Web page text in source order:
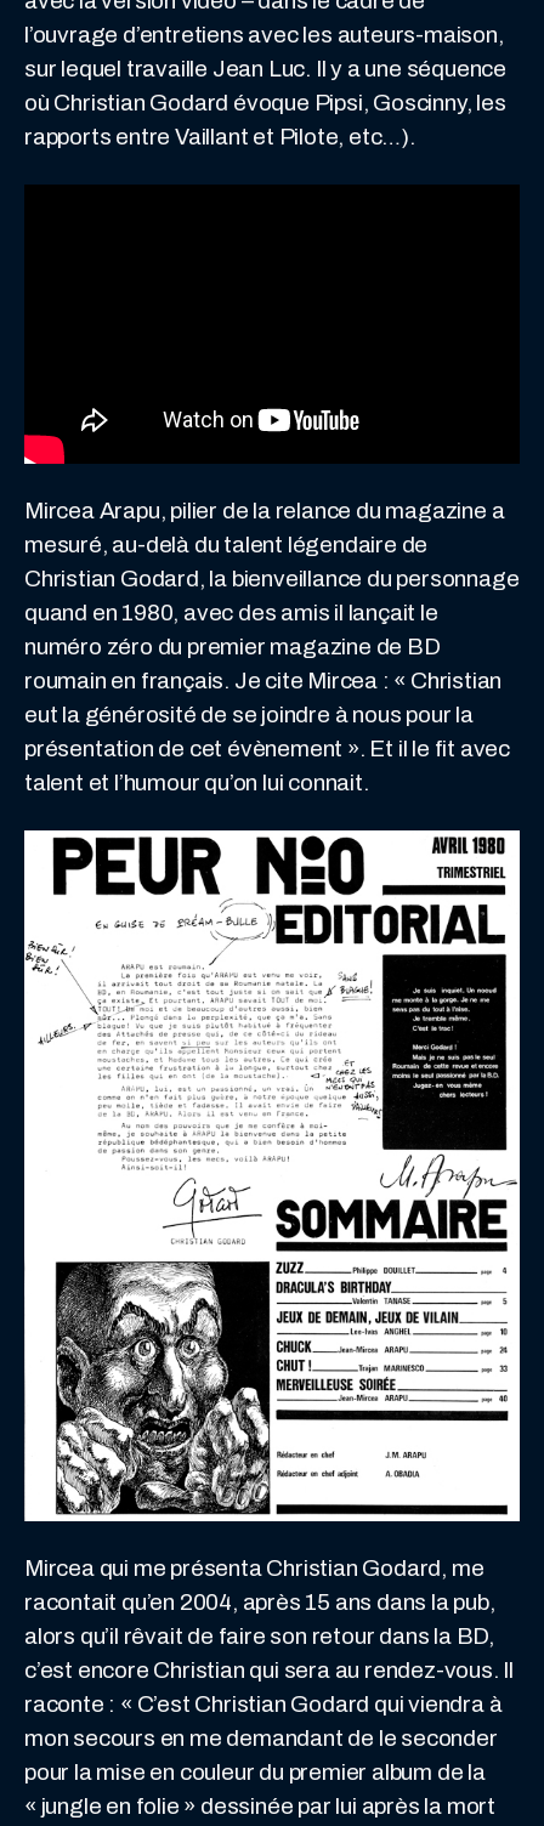
l’ouvrage d’entretiens avec les auteurs-maison,
sur lequel travaille Jean Luc. Il y a une séquence
où Christian Godard évoque Pipsi, Goscinny, les
rapports entre Vaillant et Pilote, etc…).
Mircea Arapu, pilier de la relance du magazine a
mesuré, au-delà du talent légendaire de
Christian Godard, la bienveillance du personnage
quand en 1980, avec des amis il lançait le
numéro zéro du premier magazine de BD
roumain en français. Je cite Mircea : « Christian
eut la générosité de se joindre à nous pour la
présentation de cet évènement ». Et il le fit avec
talent et l’humour qu’on lui connait.
Mircea qui me présenta Christian Godard, me
racontait qu’en 2004, après 15 ans dans la pub,
alors qu’il rêvait de faire son retour dans la BD,
c’est encore Christian qui sera au rendez-vous. Il
raconte : « C’est Christian Godard qui viendra à
mon secours en me demandant de le seconder
pour la mise en couleur du premier album de la
« jungle en folie » dessinée par lui après la mort